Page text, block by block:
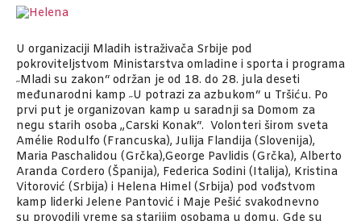
U organizaciji Mladih istraživača Srbije pod
pokroviteljstvom Ministarstva omladine i sporta i programa
˶Mladi su zakon“ održan je od 18. do 28. jula deseti
međunarodni kamp ˶U potrazi za azbukom“ u Tršiću. Po
prvi put je organizovan kamp u saradnji sa Domom za
negu starih osoba „Carski Konak“. Volonteri širom sveta
Amélie Rodulfo (Francuska), Julija Flandija (Slovenija),
Maria Paschalidou (Grčka),George Pavlidis (Grčka), Alberto
Aranda Cordero (Španija), Federica Sodini (Italija), Kristina
Vitorović (Srbija) i Helena Himel (Srbija) pod vođstvom
kamp liderki Jelene Pantović i Maje Pešić svakodnevno
su provodili vreme sa starijim osobama u domu. Gde su